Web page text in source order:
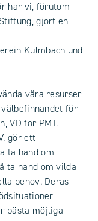
har vi, förutom
gjort en
Kulmbach und
våra resurser
för
VD för PMT.
gör ett
ta hand om
ta hand om vilda
behov. Deras
bästa möjliga